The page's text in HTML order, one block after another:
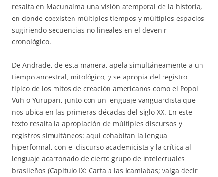
resalta en Macunaíma una visión atemporal de la historia,
en donde coexisten múltiples tiempos y múltiples espacios
sugiriendo secuencias no lineales en el devenir
cronológico.
De Andrade, de esta manera, apela simultáneamente a un
tiempo ancestral, mitológico, y se apropia del registro
típico de los mitos de creación americanos como el Popol
Vuh o Yuruparí, junto con un lenguaje vanguardista que
nos ubica en las primeras décadas del siglo XX. En este
texto resalta la apropiación de múltiples discursos y
registros simultáneos: aquí cohabitan la lengua
hiperformal, con el discurso academicista y la crítica al
lenguaje acartonado de cierto grupo de intelectuales
brasileños (Capítulo IX: Carta a las Icamiabas; valga decir